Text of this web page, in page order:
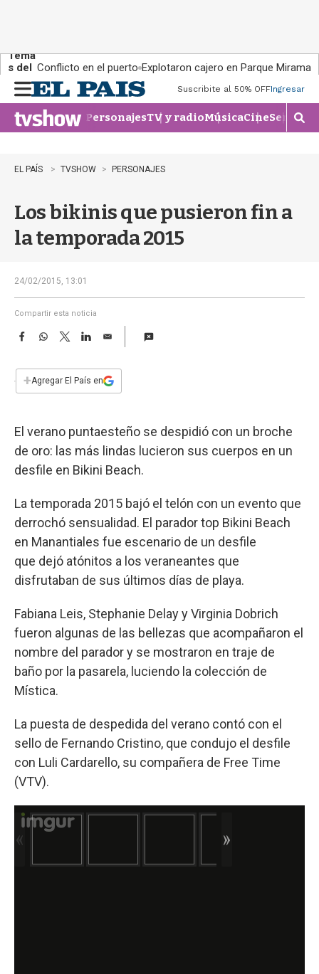
Tema
s del
día:
Conflicto en el puerto Explotaron cajero en Parque Miramar
n
u
Suscribite al 50% OFFIngresar
PersonajesTV y radioMúsicaCineSeries
M
o
e
EL PAÍS TVSHOW PERSONAJES
Los bikinis que pusieron fin a
la temporada 2015
24/02/2015, 13:01
Compartir esta noticia
F
e
b
k
W
s
p
T
w
t
L
n
E
i
l
+Agregar El País en
El verano puntaesteño se despidió con un broche
de oro: las más lindas lucieron sus cuerpos en un
desfile en Bikini Beach.
La temporada 2015 bajó el telón con un evento que
derrochó sensualidad. El parador top Bikini Beach
en Manantiales fue escenario de un desfile
que dejó atónitos a los veraneantes que
disfrutaban de sus últimos días de playa.
Fabiana Leis, Stephanie Delay y Virginia Dobrich
fueron algunas de las bellezas que acompañaron el
nombre del parador y se mostraron en traje de
baño por la pasarela, luciendo la colección de
Mística.
La puesta de despedida del verano contó con el
sello de Fernando Cristino, que condujo el desfile
con Luli Cardarello, su compañera de Free Time
(VTV).